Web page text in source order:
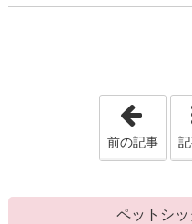
前の記事
ペットシ